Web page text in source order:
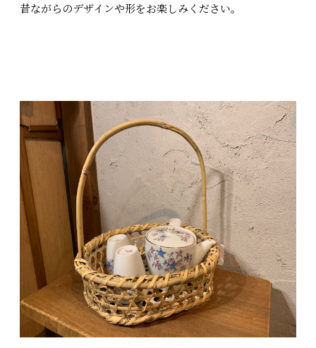
昔ながらのデザインや形をお楽しみください。